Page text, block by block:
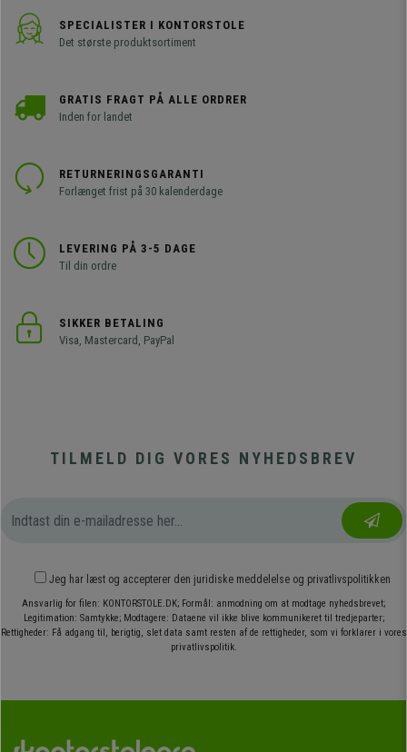
SPECIALISTER I KONTORSTOLE
Det største produktsortiment
GRATIS FRAGT PÅ ALLE ORDRER
Inden for landet
RETURNERINGSGARANTI
Forlænget frist på 30 kalenderdage
LEVERING PÅ 3-5 DAGE
Til din ordre
SIKKER BETALING
Visa, Mastercard, PayPal
TILMELD DIG VORES NYHEDSBREV
Jeg har læst og accepterer den juridiske meddelelse og privatlivspolitikken
Ansvarlig for filen: KONTORSTOLE.DK; Formål: anmodning om at modtage nyhedsbrevet;
Legitimation: Samtykke; Modtagere: Dataene vil ikke blive kommunikeret til tredjeparter;
Rettigheder: Få adgang til, berigtig, slet data samt resten af de rettigheder, som vi forklarer i vores
privatlivspolitik.